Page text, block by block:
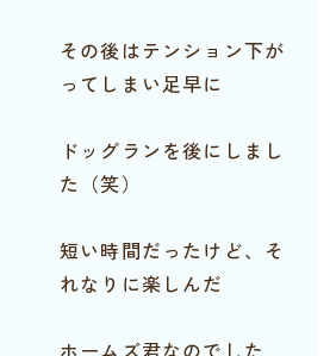
その後はテンション下が
ってしまい足早に
ドッグランを後にしまし
た（笑）
短い時間だったけど、そ
れなりに楽しんだ
ホームズ君なのでした